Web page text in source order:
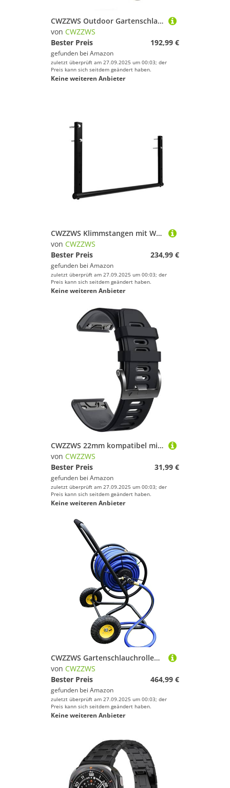
CWZZWS Outdoor Gartenschlauch -Rollen -Gartenschlauch -Rollwagen kleine, Haushalt integrierter Wasserrohrlager, Außenwässerung und Bewässerungsschlauchwagen mit Sprühpistolen, Gartenlagerwerkzeugen
von CWZZWS
Bester Preis
192,99 €
gefunden bei Amazon
zuletzt überprüft am 27.09.2025 um 00:03; der
Preis kann sich seitdem geändert haben.
Keine weiteren Anbieter
CWZZWS Klimmstangen mit Wand montiert horizontal
von CWZZWS
Bester Preis
234,99 €
gefunden bei Amazon
zuletzt überprüft am 27.09.2025 um 00:03; der
Preis kann sich seitdem geändert haben.
Keine weiteren Anbieter
CWZZWS 22mm kompatibel mit Fenix 8 Pro Watch Band für Fenix 6/Fenix 5/Fenix 5 Plus/Fenix 7/Forerunner 935/Forerunner 945/Ansatz S60/Quatix 5
von CWZZWS
Bester Preis
31,99 €
gefunden bei Amazon
zuletzt überprüft am 27.09.2025 um 00:03; der
Preis kann sich seitdem geändert haben.
Keine weiteren Anbieter
CWZZWS Gartenschlauchrollenwagen mit Rädern, Haushaltswasserleitungsregal, Außenbewässerung Haushaltsschlauchdüse Hochdruckschlauchrolle (+DN20 30 m Rohr)
von CWZZWS
Bester Preis
464,99 €
gefunden bei Amazon
zuletzt überprüft am 27.09.2025 um 00:03; der
Preis kann sich seitdem geändert haben.
Keine weiteren Anbieter